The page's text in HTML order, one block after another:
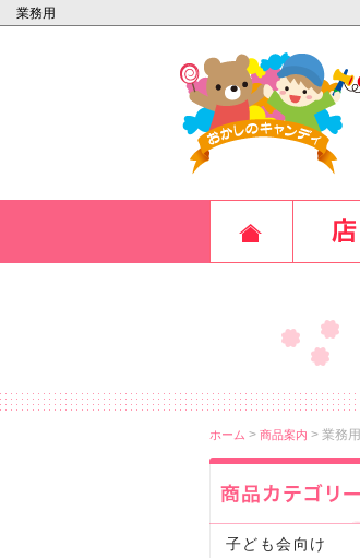
業務用
ホーム > 商品案内 > 業務用
子ども会向け